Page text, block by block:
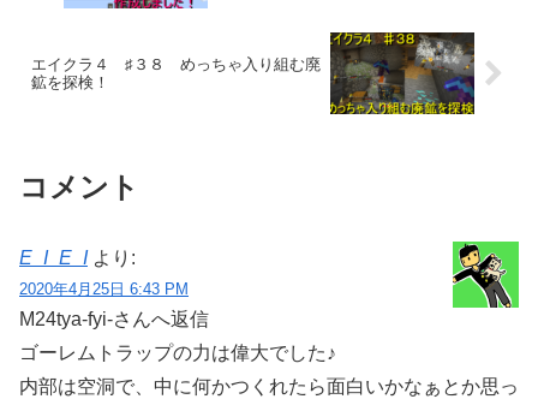
エイクラ４ ♯３８ めっちゃ入り組む廃
鉱を探検！
コメント
E_I_E_I より:
2020年4月25日 6:43 PM
M24tya-fyi-さんへ返信
ゴーレムトラップの力は偉大でした♪
内部は空洞で、中に何かつくれたら面白いかなぁとか思っ